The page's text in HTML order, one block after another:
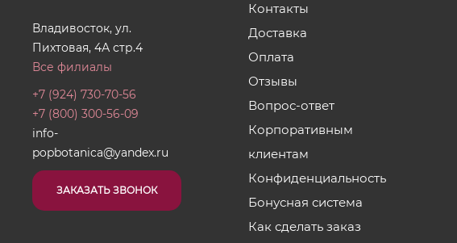
Владивосток, ул.
Пихтовая, 4А стр.4
Все филиалы
+7 (924) 730-70-56
+7 (800) 300-56-09
info-
popbotanica@yandex.ru
ЗАКАЗАТЬ ЗВОНОК
Контакты
Доставка
Оплата
Отзывы
Вопрос-ответ
Корпоративным
клиентам
Конфиденциальность
Бонусная система
Как сделать заказ